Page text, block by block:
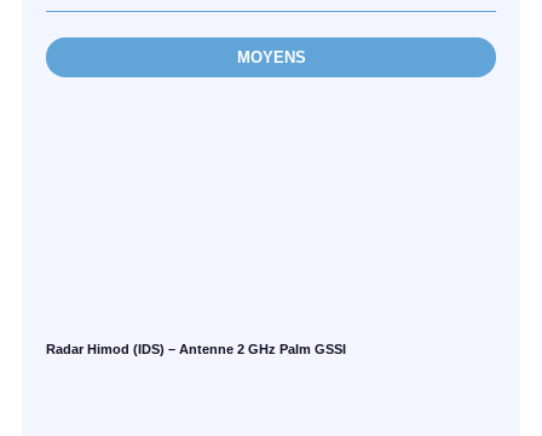
MOYENS
Radar Himod (IDS) – Antenne 2 GHz Palm GSSI